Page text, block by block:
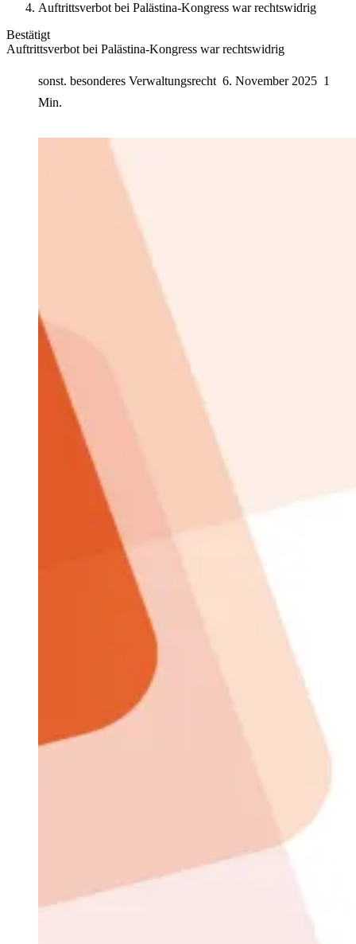
Auftrittsverbot bei Palästina-Kongress war rechtswidrig
Bestätigt
Auftrittsverbot bei Palästina-Kongress war rechtswidrig
sonst. besonderes Verwaltungsrecht 6. November 2025 1
Min.